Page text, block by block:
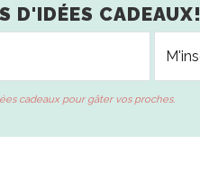
D'IDÉES CADEAUX!
cadeaux pour gâter vos proches.